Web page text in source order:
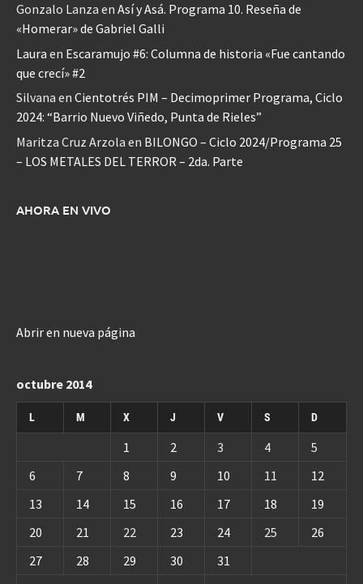
Gonzalo Lanza en Así y Asá. Programa 10. Reseña de
«Homerar» de Gabriel Galli
Laura en Escaramujo #6: Columna de historia «Fue cantando
que crecí» #2
Silvana en Cientotrés PIM – Decimoprimer Programa, Ciclo
2024: “Barrio Nuevo Viñedo, Punta de Rieles”
Maritza Cruz Arzola en BILONGO – Ciclo 2024/Programa 25
– LOS METALES DEL TERROR – 2da. Parte
AHORA EN VIVO
Abrir en nueva página
octubre 2014
L M X J V S D
1 2 3 4
5
6
7 8 9 10 11
12
13
14 15 16 17 18
19
20
21 22 23 24 25
26
27
28 29 30 31